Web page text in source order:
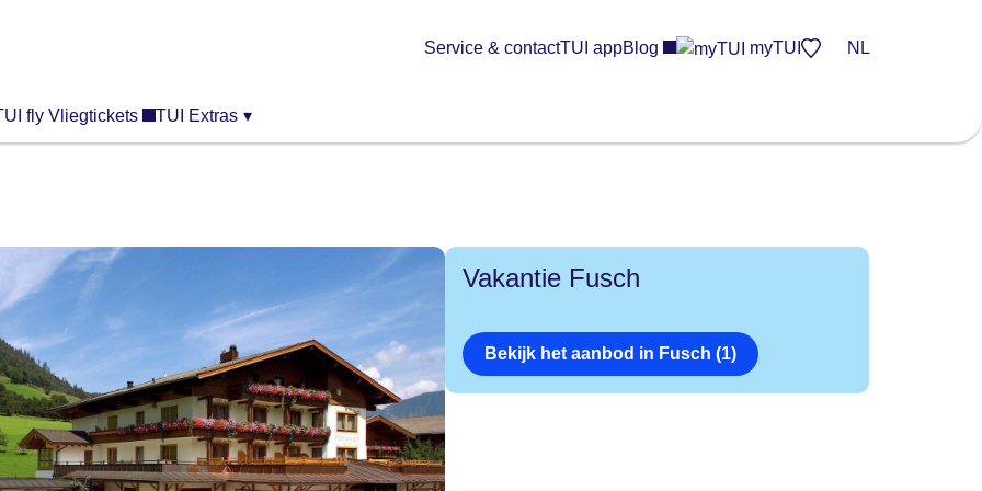
fly Vliegtickets TUI Extras ▾
Service & contactTUI appBlog myTUI NL
Vakantie Fusch
Bekijk het aanbod in Fusch (1)